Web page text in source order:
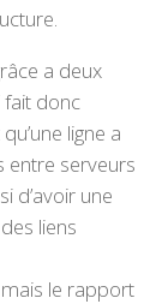
a deux
donc
ligne a
entre serveurs
d’avoir une
liens
le rapport